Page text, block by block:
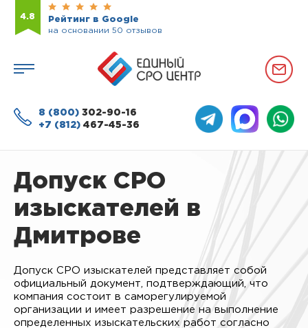
4.8
Рейтинг в Google
на основании 50 отзывов
8 (800) 302-90-16
+7 (812) 467-45-36
Допуск СРО
изыскателей в
Дмитрове
Допуск СРО изыскателей представляет собой
официальный документ, подтверждающий, что
компания состоит в саморегулируемой
организации и имеет разрешение на выполнение
определенных изыскательских работ согласно